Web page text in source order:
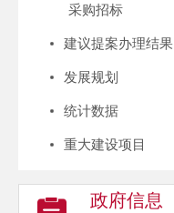
采购招标
建议提案办理结果
发展规划
统计数据
重大建设项目
政府信息